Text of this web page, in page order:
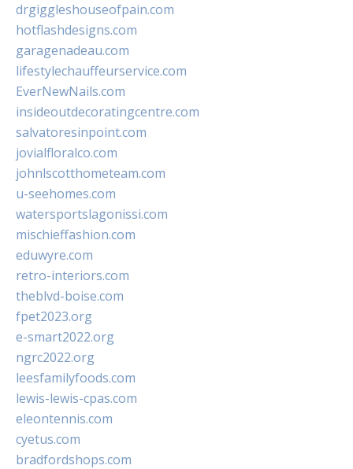
drgiggleshouseofpain.com
hotflashdesigns.com
garagenadeau.com
lifestylechauffeurservice.com
EverNewNails.com
insideoutdecoratingcentre.com
salvatoresinpoint.com
jovialfloralco.com
johnlscotthometeam.com
u-seehomes.com
watersportslagonissi.com
mischieffashion.com
eduwyre.com
retro-interiors.com
theblvd-boise.com
fpet2023.org
e-smart2022.org
ngrc2022.org
leesfamilyfoods.com
lewis-lewis-cpas.com
eleontennis.com
cyetus.com
bradfordshops.com